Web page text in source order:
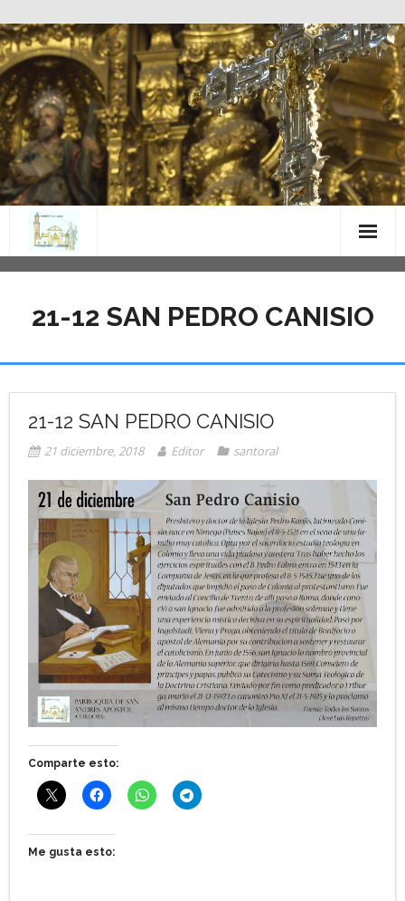
Saltar
al
contenido
21-12 SAN PEDRO CANISIO
21-12 SAN PEDRO CANISIO
21 diciembre, 2018 Editor santoral
Comparte esto:
Me gusta esto: